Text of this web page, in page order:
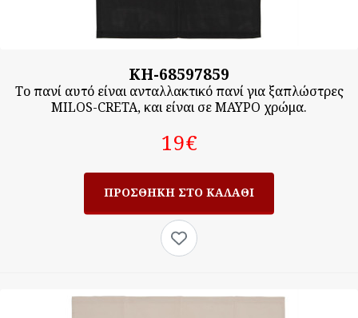
KH-68597859
Το πανί αυτό είναι ανταλλακτικό πανί για ξαπλώστρες
MILOS-CRETA, και είναι σε ΜΑΥΡΟ χρώμα.
19‎€